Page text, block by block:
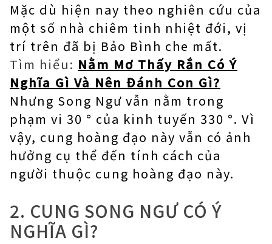
Mặc dù hiện nay theo nghiên cứu của
một số nhà chiêm tinh nhiệt đới, vị
trí trên đã bị Bảo Bình che mất.
Tìm hiểu: Nằm Mơ Thấy Rắn Có Ý
Nghĩa Gì Và Nên Đánh Con Gì?
Nhưng Song Ngư vẫn nằm trong
phạm vi 30 ° của kinh tuyến 330 °. Vì
vậy, cung hoàng đạo này vẫn có ảnh
hưởng cụ thể đến tính cách của
người thuộc cung hoàng đạo này.
2. CUNG SONG NGƯ CÓ Ý
NGHĨA GÌ?